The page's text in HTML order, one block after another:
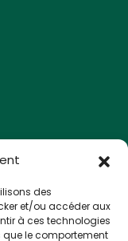
des
et/ou accéder aux
à ces technologies
que le comportement